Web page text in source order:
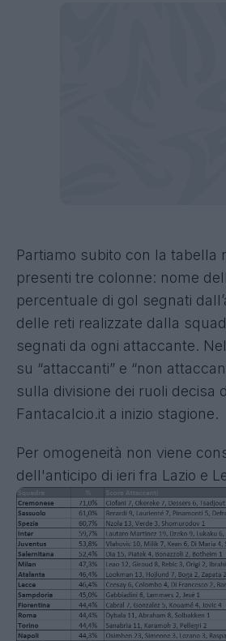
Partiamo subito con la tabella
presenti tre colonne: nome
percentuale di gol segnati
delle reti realizzate dalla
segnati da ogni attaccante.
su “attaccanti” e “non
sulla divisione dei ruoli decisa
Fantacalcio.it a inizio stagione.
Per omogeneità non viene
dell'anticipo di ieri fra Lazio e